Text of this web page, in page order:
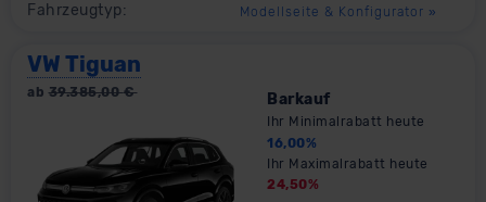
Fahrzeugtyp: Modellseite & Konfigurator »
VW Tiguan
ab 39.385,00€ Barkauf
Ihr Minimalrabatt heute
16,00%
Ihr Maximalrabatt heute
24,50%